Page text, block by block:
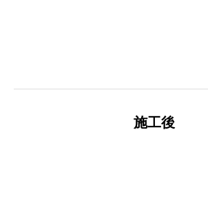
施工後